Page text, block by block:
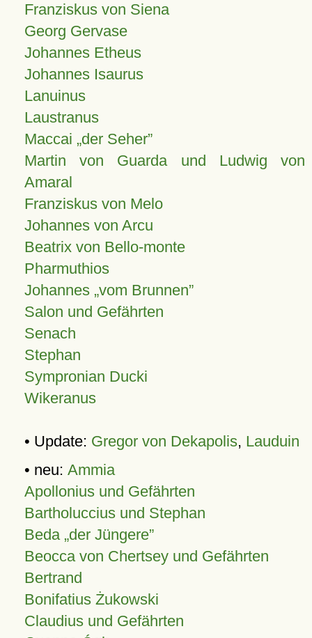
Franziskus von Siena
Georg Gervase
Johannes Etheus
Johannes Isaurus
Lanuinus
Laustranus
Maccai „der Seher”
Martin von Guarda und Ludwig von
Amaral
Franziskus von Melo
Johannes von Arcu
Beatrix von Bello-monte
Pharmuthios
Johannes vom Brunnen
Salon und Gefährten
Senach
Stephan
Sympronian Ducki
Wikeranus
• Update: Gregor von Dekapolis, Lauduin
• neu: Ammia
Apollonius und Gefährten
Bartholuccius und Stephan
Beda „der Jüngere”
Beocca von Chertsey und Gefährten
Bertrand
Bonifatius Żukowski
Claudius und Gefährten